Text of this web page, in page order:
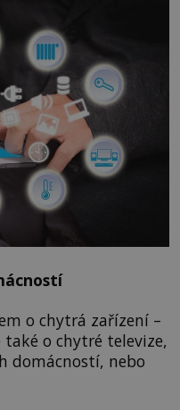
o chytrá zařízení –
o chytré televize,
domácností, nebo